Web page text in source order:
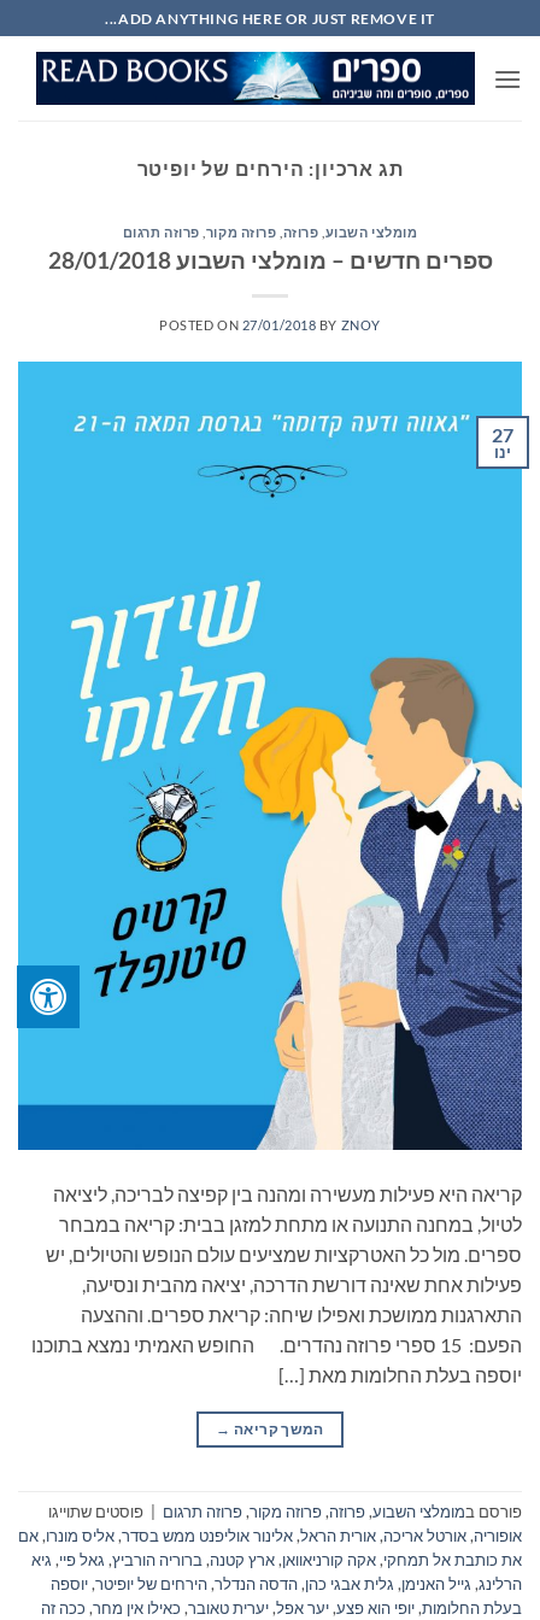
to
content
ADD ANYTHING HERE OR JUST REMOVE IT...
תג ארכיון: הירחים של יופיטר
מומלצי השבוע פרוזה פרוזה מקור פרוזה תרגום
ספרים חדשים – מומלצי השבוע 28/01/2018
POSTED ON 27/01/2018 BY ZNOY
27
ינו
קריאה היא פעילות מעשירה ומהנה בין קפיצה לבריכה, ליציאה
לטיול, במחנה התנועה או מתחת למזגן בבית: קריאה במבחר
ספרים. מול כל האטרקציות שמציעים עולם הנופש והטיולים, יש
פעילות אחת שאינה דורשת הדרכה, יציאה מהבית ונסיעה,
התארגנות ממושכת ואפילו שיחה: קריאת ספרים. וההצעה
הפעם: 15 ספרי פרוזה נהדרים. החופש האמיתי נמצא בתוכנו
יוספה בעלת החלומות מאת […]
המשך קריאה →
פורסם במומלצי השבוע,פרוזה,פרוזה מקור,פרוזה תרגום
פוסטים שתוייגו
אופוריה,אורטל אריכה,אורית הראל,אלינור אוליפנט ממש בסדר,אליס מונרו,אם
את כותבת אל תמחקי,אקה קורניאוואן,ארץ קטנה,ברוריה הורביץ, גאל פיי, גיא
הרלינג, גייל האנימן, גלית אבגי כהן,הדסה הנדלר,הירחים של יופיטר,יוספה
בעלת החלומות,יופי הוא פצע,יער אפל,יערית טאובר, כאילו אין מחר, ככה זה